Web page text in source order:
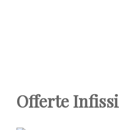
Offerte Infissi